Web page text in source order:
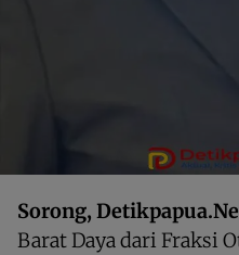
Sorong,
Barat Daya dari Fraksi